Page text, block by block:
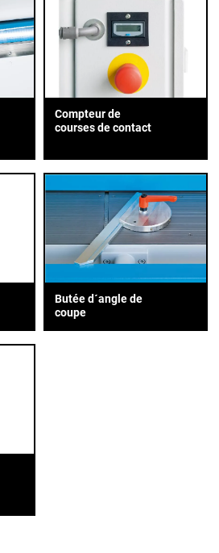
Compteur de
courses de contact
Butée d´angle de
coupe